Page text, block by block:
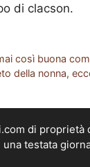
di clacson.
così buona
della nonna,
di proprietà
una testata